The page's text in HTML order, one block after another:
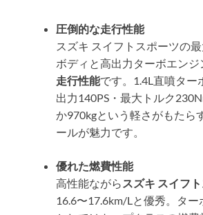
圧倒的な走行性能
スズキ スイフトスポーツの
ボディと高出力ターボエン
走行性能です。1.4L直噴ター
出力140PS・最大トルク
か970kgという軽さがもたら
ールが魅力です。
優れた燃費性能
高性能ながら スズキ スイフ
16.6〜17.6km/Lと優秀。タ